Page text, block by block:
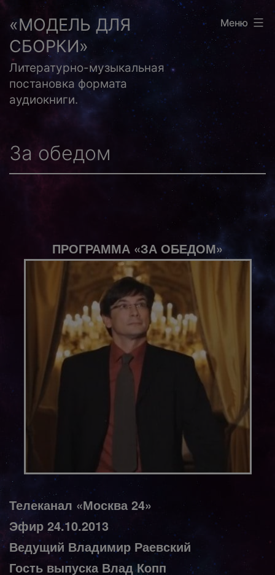
Перейти
содержимому
«МОДЕЛЬ ДЛЯ
СБОРКИ»
Литературно-музыкальная
постановка формата
аудиокниги.
Меню
За обедом
ПРОГРАММА «ЗА ОБЕДОМ»
Телеканал «Москва 24»
Эфир 24.10.2013
Ведущий Владимир Раевский
Гость выпуска Влад Копп